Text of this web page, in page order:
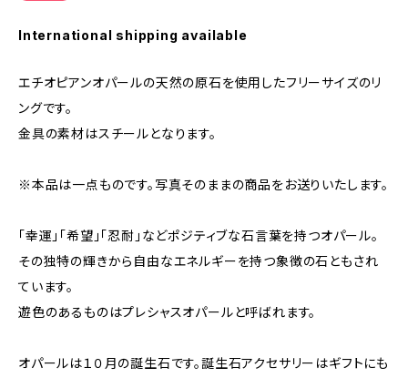
International shipping available
エチオピアンオパールの天然の原石を使用したフリーサイズのリ
ングです。
金具の素材はスチールとなります。
※本品は一点ものです。写真そのままの商品をお送りいたします。
「幸運」「希望」「忍耐」などポジティブな石言葉を持つオパール。
その独特の輝きから自由なエネルギーを持つ象徴の石ともされ
ています。
遊色のあるものはプレシャスオパールと呼ばれます。
オパールは１０月の誕生石です。誕生石アクセサリーはギフトにも